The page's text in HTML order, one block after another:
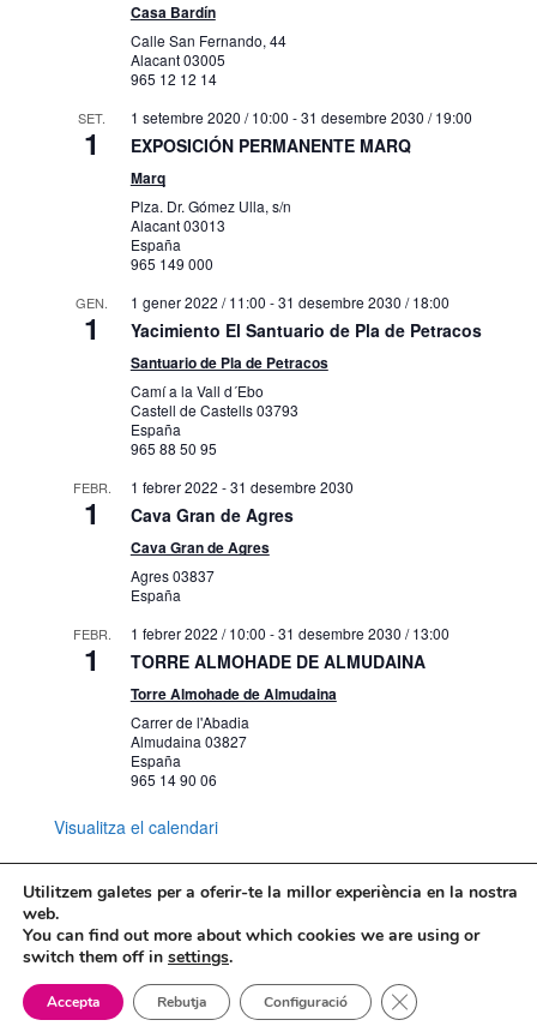
Casa Bardín
Calle San Fernando, 44
Alacant03005
965 12 12 14
SET.
1
1 setembre 2020 / 10:00 -31 desembre 2030 / 19:00
EXPOSICIÓN PERMANENTE MARQ
Marq
Plza. Dr. Gómez Ulla, s/n
Alacant03013
España
965 149 000
GEN.
1
1 gener 2022 / 11:00 -31 desembre 2030 / 18:00
Yacimiento El Santuario de Pla de Petracos
Santuario de Pla de Petracos
Camí a la Vall d´Ebo
Castell de Castells03793
España
965 88 50 95
FEBR.
1
1 febrer 2022 -31 desembre 2030
Cava Gran de Agres
Cava Gran de Agres
Agres03837
España
FEBR.
1
1 febrer 2022 / 10:00 -31 desembre 2030 / 13:00
TORRE ALMOHADE DE ALMUDAINA
Torre Almohade de Almudaina
Carrer de l'Abadia
Almudaina 03827
España
965 14 90 06
Visualitza el calendari
Mapa web
Política de Privacidad
Politica de cookies
Utilitzem galetes per a oferir-te la millor experiència en la nostra
web.
You can find out more about which cookies we are using or
switch them off in settings.
Accepta Rebutja Configuració Tanca el bàner de